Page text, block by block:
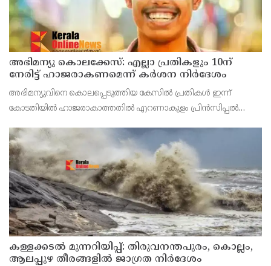
അഭിമന്യു കൊലക്കേസ്: എല്ലാ പ്രതികളും 10ന്‌
നേരിട്ട്‌ ഹാജരാകണമെന്ന്‌ കർശന നിർദേശം
അഭിമന്യുവിനെ കൊലപ്പെടുത്തിയ കേസിൽ പ്രതികൾ ഇന്ന്
കോടതിയിൽ ഹാജരാകാത്തതിൽ എറണാകുളം പ്രിൻസിപ്പൽ
ഉൾപ്പെട്ടിരിക്കുന്ന 16 പ്രതികളും വരുന്ന തിങ്കളാഴ്ച നേരിട്ട്
കോടതിയിൽ
കള്ളക്കടൽ മുന്നറിയിപ്പ്: തിരുവനന്തപുരം, കൊല്ലം,
ആലപ്പുഴ തീരങ്ങളിൽ ജാഗ്രത നിർദേശം